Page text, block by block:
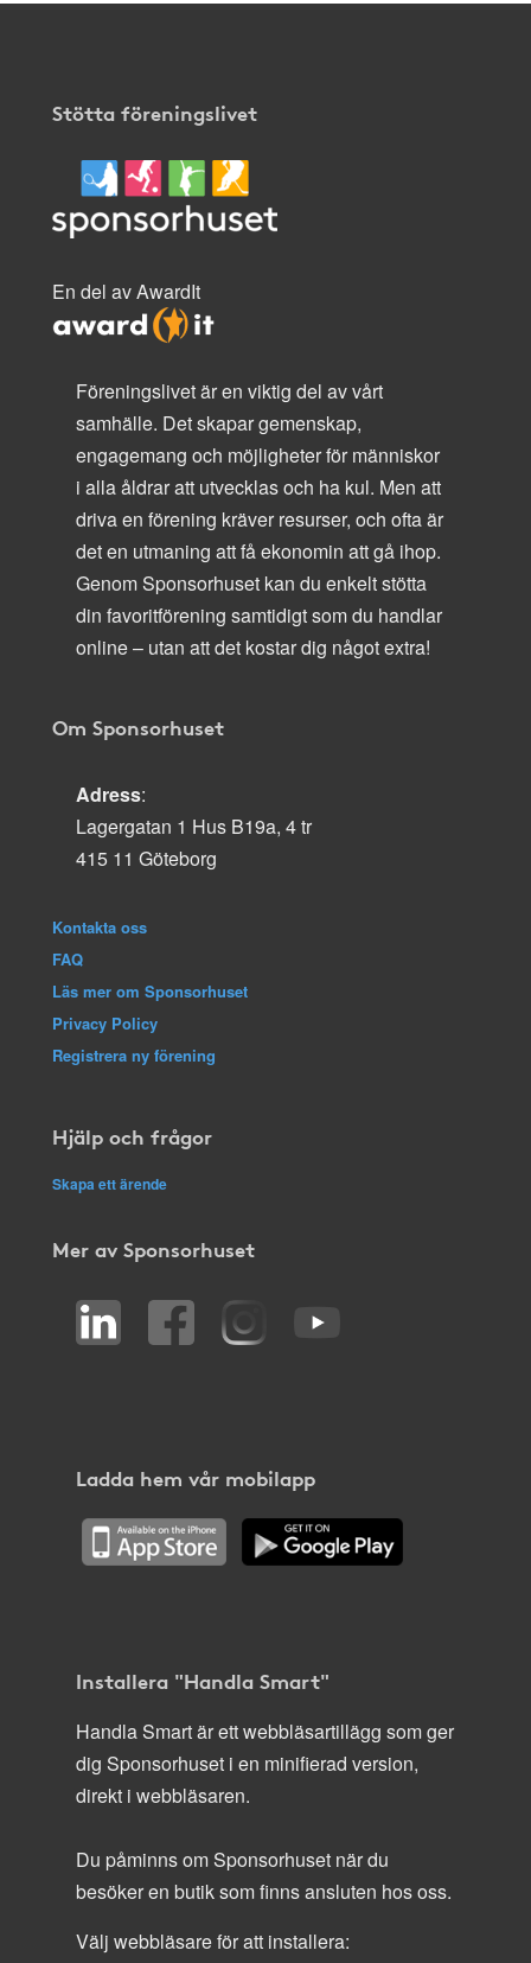
Stötta föreningslivet
En del av AwardIt
Föreningslivet är en viktig del av vårt
samhälle. Det skapar gemenskap,
engagemang och möjligheter för människor
i alla åldrar att utvecklas och ha kul. Men att
driva en förening kräver resurser, och ofta är
det en utmaning att få ekonomin att gå ihop.
Genom Sponsorhuset kan du enkelt stötta
din favoritförening samtidigt som du handlar
online – utan att det kostar dig något extra!
Om Sponsorhuset
Adress:
Lagergatan 1 Hus B19a, 4 tr
415 11 Göteborg
Kontakta oss
FAQ
Läs mer om Sponsorhuset
Privacy Policy
Registrera ny förening
Hjälp och frågor
Skapa ett ärende
Mer av Sponsorhuset
Ladda hem vår mobilapp
Installera "Handla Smart"
Handla Smart är ett webbläsartillägg som ger
dig Sponsorhuset i en minifierad version,
direkt i webbläsaren.
Du påminns om Sponsorhuset när du
besöker en butik som finns ansluten hos oss.
Välj webbläsare för att installera: